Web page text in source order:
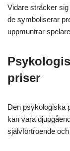
Vidare sträcker
de symboliserar
uppmuntrar
priser
Den psykologiska
kan vara
självförtroende